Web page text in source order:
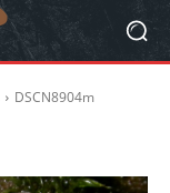
DSCN8904m